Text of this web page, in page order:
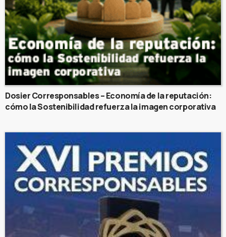
Dosier Corresponsables – Economía de la reputación:
cómo la Sostenibilidad refuerza la imagen corporativa